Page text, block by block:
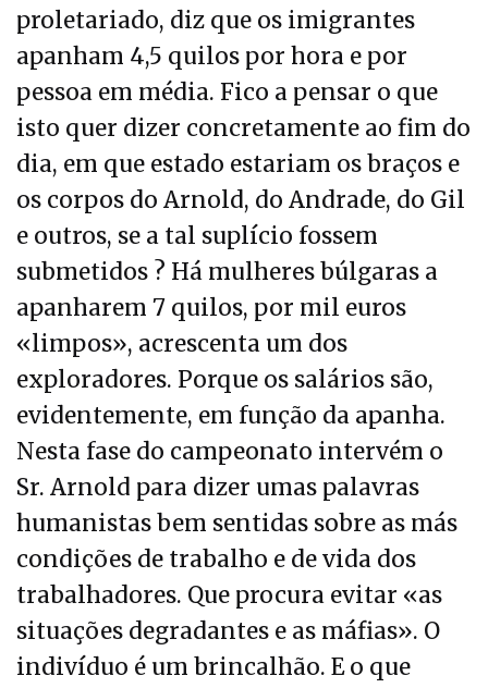
proletariado, diz que os imigrantes
apanham 4,5 quilos por hora e por
pessoa em média. Fico a pensar o que
isto quer dizer concretamente ao fim do
dia, em que estado estariam os braços e
os corpos do Arnold, do Andrade, do Gil
e outros, se a tal suplício fossem
submetidos ? Há mulheres búlgaras a
apanharem 7 quilos, por mil euros
«limpos», acrescenta um dos
exploradores. Porque os salários são,
evidentemente, em função da apanha.
Nesta fase do campeonato intervém o
Sr. Arnold para dizer umas palavras
humanistas bem sentidas sobre as más
condições de trabalho e de vida dos
trabalhadores. Que procura evitar «as
situações degradantes e as máfias». O
indivíduo é um brincalhão. E o que